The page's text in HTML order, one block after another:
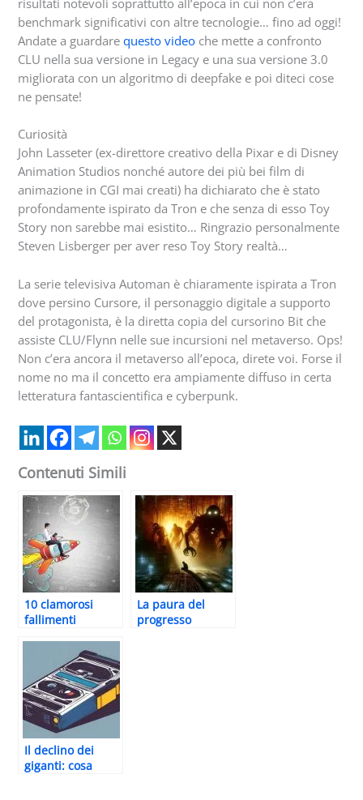
risultati notevoli soprattutto all’epoca in cui non c’era
benchmark significativi con altre tecnologie… fino ad oggi!
Andate a guardarequesto video che mette a confronto
CLU nella sua versione in Legacy e una sua versione 3.0
migliorata con un algoritmo di deepfake e poi diteci cose
ne pensate!
Curiosità
John Lasseter (ex-direttore creativo della Pixar e di Disney
Animation Studios nonché autore dei più bei film di
animazione in CGI mai creati) ha dichiarato che è stato
profondamente ispirato da Tron e che senza di esso Toy
Story non sarebbe mai esistito… Ringrazio personalmente
Steven Lisberger per aver reso Toy Story realtà…
La serie televisiva Automan è chiaramente ispirata a Tron
dove persino Cursore, il personaggio digitale a supporto
del protagonista, è la diretta copia del cursorino Bit che
assiste CLU/Flynn nelle sue incursioni nel metaverso. Ops!
Non c’era ancora il metaverso all’epoca, direte voi. Forse il
nome no ma il concetto era ampiamente diffuso in certa
letteratura fantascientifica e cyberpunk.
Contenuti Simili
10 clamorosi
fallimenti
La paura del
progresso
Il declino dei
giganti: cosa